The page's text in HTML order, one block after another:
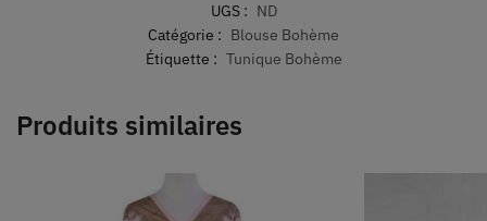
UGS : ND
Catégorie : Blouse Bohème
Étiquette : Tunique Bohème
Produits similaires